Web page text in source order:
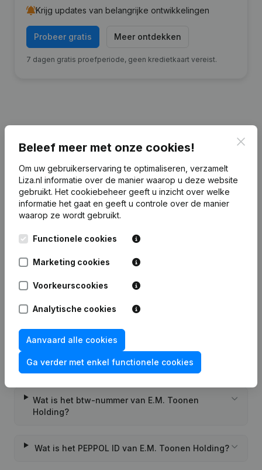
Krijg updates van belangrijke ontwikkelingen
Probeer gratis Meer ontdekken
7 dagen gratis proefperiode, geen kredietkaart vereist.
Holding
2024 2023 2022
vermogen
€2.916.467
Wat is het KVK-nummer van E.M. Toonen
Holding?
Wat is het btw-nummer van E.M. Toonen
Holding?
Wat is het PEPPOL ID van E.M. Toonen Holding?
Beleef meer met onze cookies!
Om uw gebruikerservaring te optimaliseren, verzamelt
Liza.nl informatie over de manier waarop u deze website
gebruikt. Het cookiebeheer geeft u inzicht over welke
informatie het gaat en geeft u controle over de manier
waarop ze wordt gebruikt.
Functionele cookies
Marketing cookies
Voorkeurscookies
Analytische cookies
Aanvaard alle cookies
Ga verder met enkel functionele cookies